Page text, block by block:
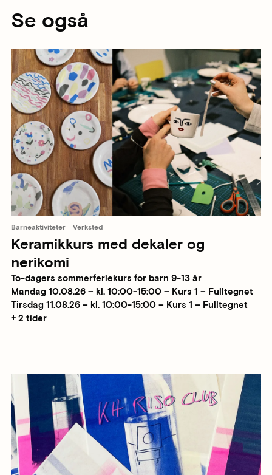
Se også
Barneaktiviteter Verksted
Keramikkurs med dekaler og
nerikomi
To-dagers sommerferiekurs for barn 9-13 år
Mandag 10.08.26 – kl. 10:00-15:00 – Kurs 1 – Fulltegnet
Tirsdag 11.08.26 – kl. 10:00-15:00 – Kurs 1 – Fulltegnet
+ 2 tider